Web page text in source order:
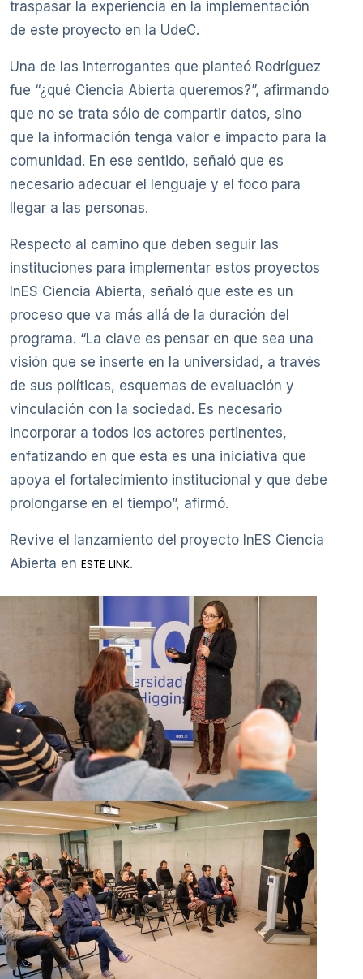
traspasar la experiencia en la implementación
de este proyecto en la UdeC.
Una de las interrogantes que planteó Rodríguez
fue “¿qué Ciencia Abierta queremos?”, afirmando
que no se trata sólo de compartir datos, sino
que la información tenga valor e impacto para la
comunidad. En ese sentido, señaló que es
necesario adecuar el lenguaje y el foco para
llegar a las personas.
Respecto al camino que deben seguir las
instituciones para implementar estos proyectos
InES Ciencia Abierta, señaló que este es un
proceso que va más allá de la duración del
programa. “La clave es pensar en que sea una
visión que se inserte en la universidad, a través
de sus políticas, esquemas de evaluación y
vinculación con la sociedad. Es necesario
incorporar a todos los actores pertinentes,
enfatizando en que esta es una iniciativa que
apoya el fortalecimiento institucional y que debe
prolongarse en el tiempo”, afirmó.
Revive el lanzamiento del proyecto InES Ciencia
Abierta en ESTE LINK.